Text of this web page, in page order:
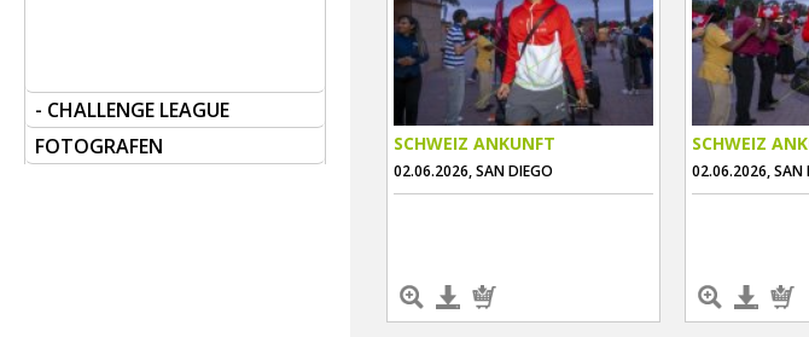
- CHALLENGE LEAGUE
FOTOGRAFEN
SCHWEIZ ANKUNFT
02.06.2026, SAN DIEGO
SCHWEIZ
02.06.2026, SAN